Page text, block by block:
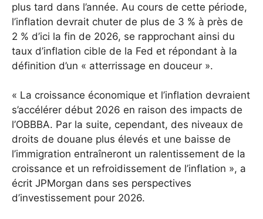
plus tard dans l’année. Au cours de cette période,
l’inflation devrait chuter de plus de 3 % à près de
2 % d’ici la fin de 2026, se rapprochant ainsi du
taux d’inflation cible de la Fed et répondant à la
définition d’un « atterrissage en douceur ».
« La croissance économique et l’inflation devraient
s’accélérer début 2026 en raison des impacts de
l’OBBBA. Par la suite, cependant, des niveaux de
droits de douane plus élevés et une baisse de
l’immigration entraîneront un ralentissement de la
croissance et un refroidissement de l’inflation », a
écrit JPMorgan dans ses perspectives
d’investissement pour 2026.